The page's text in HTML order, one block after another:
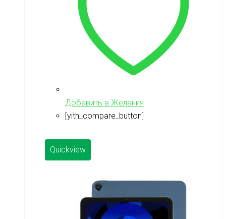
Добавить в Желания
[yith_compare_button]
Quickview